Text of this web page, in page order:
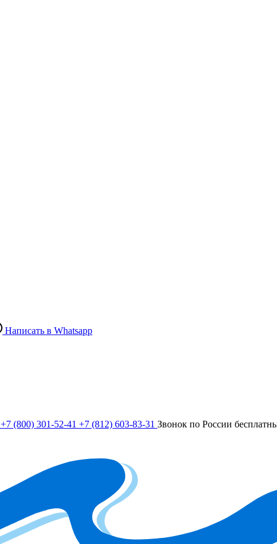
Написать в Whatsapp
+7 (800) 301-52-41 +7 (812) 603-83-31 Звонок по России